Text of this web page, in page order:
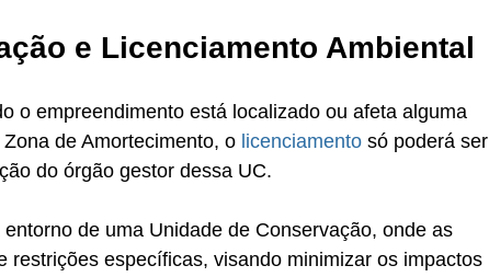
e Licenciamento Ambiental
o empreendimento está localizado ou afeta alguma
de Amortecimento, o licenciamento só poderá ser
do órgão gestor dessa UC.
de uma Unidade de Conservação, onde as
restrições específicas, visando minimizar os impactos